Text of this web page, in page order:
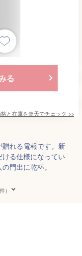
る
と在庫を楽天でチェック >>
れる電報です。新
る仕様になってい
門出に乾杯。
）